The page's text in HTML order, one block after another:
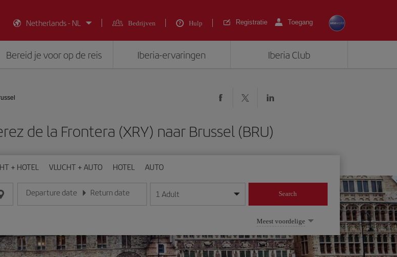
Netherlands - NL
Bedrijven Hulp Registratie Toegang
Bereid je voor op de reis Iberia-ervaringen Iberia Club
de la Frontera (XRY) naar Brussel (BRU)
+ HOTEL VLUCHT + AUTO HOTEL AUTO
Departure date
Voer de datum in het formaat dag/maand/jaar in
Return date
Voer de datum in het formaat dag/maand/jaar in
1 Adult Search
Meest voordelige